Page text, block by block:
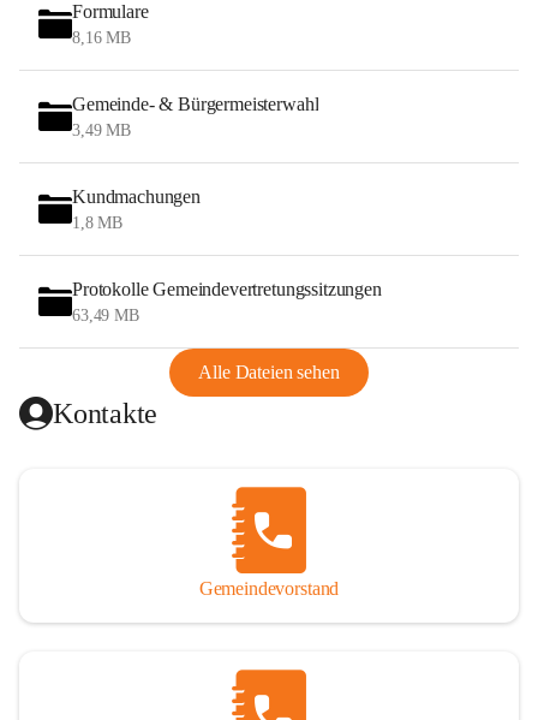
Formulare
8,16 MB
Gemeinde- & Bürgermeisterwahl
3,49 MB
Kundmachungen
1,8 MB
Protokolle Gemeindevertretungssitzungen
63,49 MB
Alle Dateien sehen
Kontakte
Gemeindevorstand